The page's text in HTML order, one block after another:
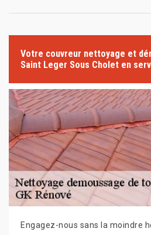
Votre couvreur nettoyage et
Saint Leger Sous Cholet en
Engagez-nous sans la moindre